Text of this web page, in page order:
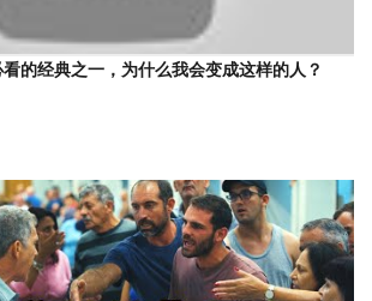
看的经典之一，为什么我会变成这样的人？